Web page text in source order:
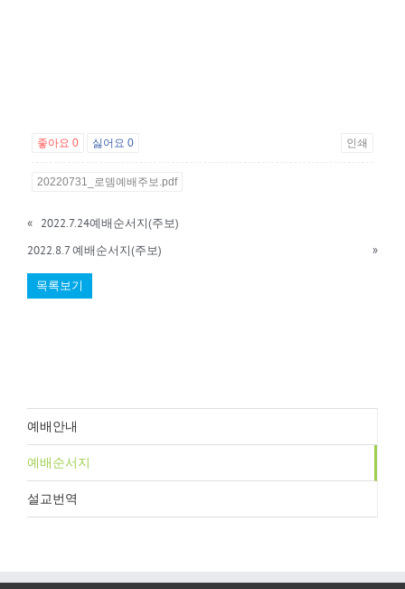
좋아요 0 싫어요 0 인쇄
20220731_로뎀예배주보.pdf
« 2022.7.24예배순서지(주보)
2022.8.7 예배순서지(주보)
»
목록보기
예배안내
예배순서지
설교번역